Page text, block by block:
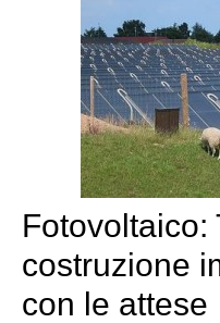
Fotovoltaico:
costruzione
con le attese